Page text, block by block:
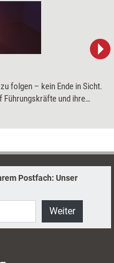
folgen – kein Ende in Sicht.
Führungskräfte und ihre
Postfach: Unser
Weiter